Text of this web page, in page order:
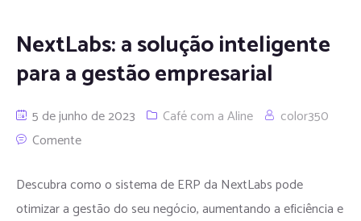
NextLabs: a solução inteligente
para a gestão empresarial
5 de junho de 2023 Café com a Aline
color350
Comente
Descubra como o sistema de ERP da NextLabs pode
otimizar a gestão do seu negócio, aumentando a eficiência e